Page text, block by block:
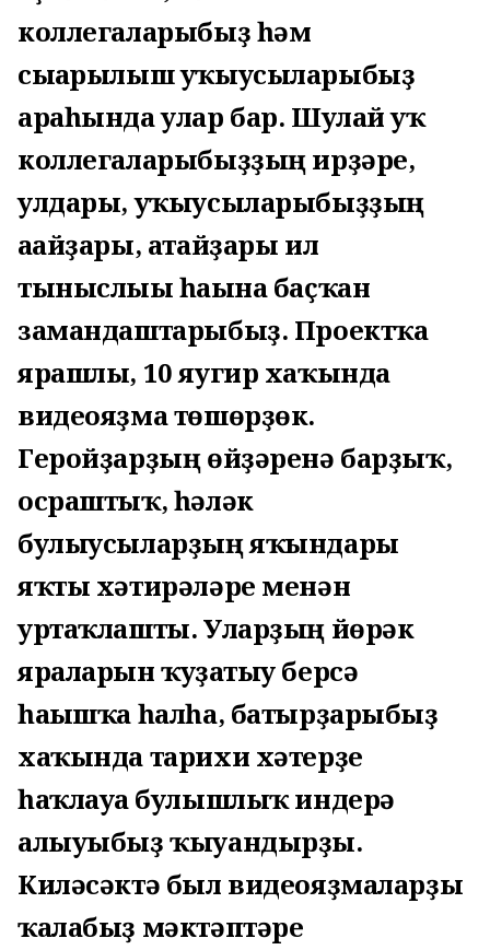
коллегаларыбыҙ һәм
сығарылыш уҡыусыларыбыҙ
араһында улар бар. Шулай уҡ
коллегаларыбыҙҙың ирҙәре,
улдары, уҡыусыларыбыҙҙың
ағайҙары, атайҙары ил
тыныслығы һағына баҫҡан
замандаштарыбыҙ. Проектҡа
ярашлы, 10 яугир хаҡында
видеояҙма төшөрҙөк.
Геройҙарҙың өйҙәренә барҙыҡ,
осраштыҡ, һәләк
булыусыларҙың яҡындары
яҡты хәтирәләре менән
уртаҡлашты. Уларҙың йөрәк
яраларын ҡуҙғатыу берсә
һағышҡа һалһа, батырҙарыбыҙ
хаҡында тарихи хәтерҙе
һаҡлауға булышлыҡ индерә
алыуыбыҙ ҡыуандырҙы.
Киләсәктә был видеояҙмаларҙы
ҡалабыҙ мәктәптәре